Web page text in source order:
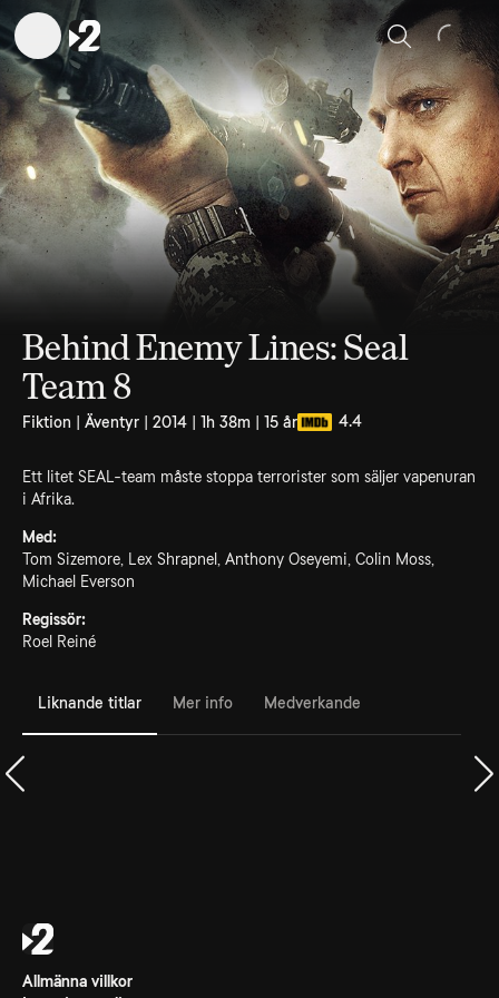
Sök
Behind Enemy Lines: Seal
Team 8
Fiktion | Äventyr | 2014 | 1h 38m | 15 år 4.4
Ett litet SEAL-team måste stoppa terrorister som säljer vapenuran
i Afrika.
Med:
Tom Sizemore, Lex Shrapnel, Anthony Oseyemi, Colin Moss,
Michael Everson
Regissör:
Roel Reiné
Liknande titlar Mer info Medverkande
Allmänna villkor